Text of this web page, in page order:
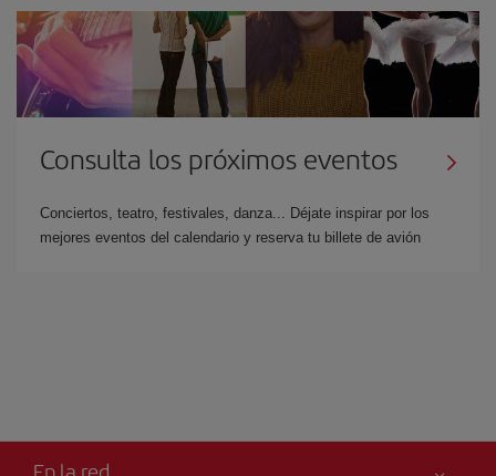
Consulta los próximos eventos
Conciertos, teatro, festivales, danza... Déjate inspirar por los
mejores eventos del calendario y reserva tu billete de avión